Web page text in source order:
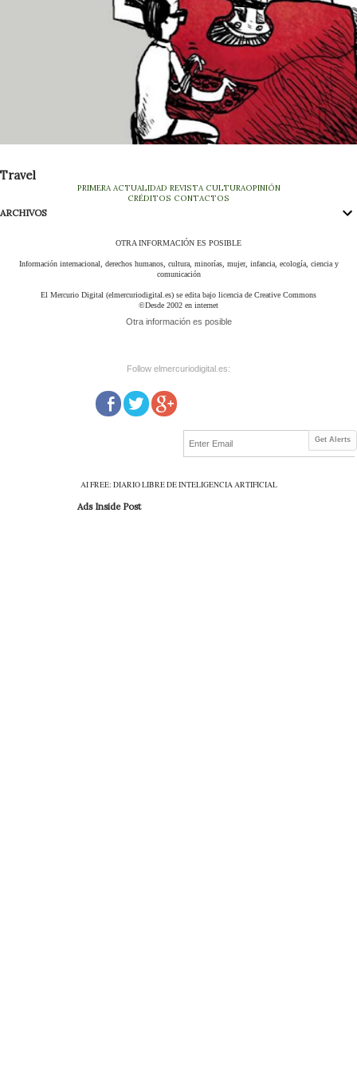
Travel
PRIMERA ACTUALIDAD REVISTA CULTURAOPINIÓN
CRÉDITOS CONTACTOS
ARCHIVOS
OTRA INFORMACIÓN ES POSIBLE
Información internacional, derechos humanos, cultura, minorías, mujer, infancia, ecología, ciencia y
comunicación
El Mercurio Digital (elmercuriodigital.es) se edita bajo licencia de Creative Commons
©Desde 2002 en internet
Otra información es posible
Follow elmercuriodigital.es:
Get Alerts
AI FREE: DIARIO LIBRE DE INTELIGENCIA ARTIFICIAL
Ads Inside Post